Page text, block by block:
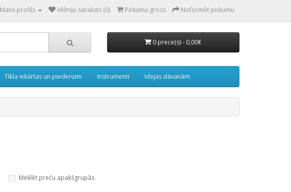
Mans profils Vēlmju saraksts (0) Pirkumu grozs Noformēt pirkumu
0 prece(s) - 0,00€
Tīkla iekārtas un piederumi Instrumenti Idejas dāvanām
Meklēt preču apakšgrupās